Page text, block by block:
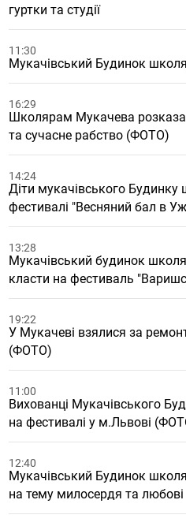
гуртки та студії
11:30
Мукачівський Будинок
16:29
Школярам Мукачева
та сучасне рабство (ФОТО)
14:24
Діти мукачівського Будинку
фестивалі "Весняний бал в
13:28
Мукачівський будинок
класти на фестиваль
19:22
У Мукачеві взялися за
(ФОТО)
11:00
Вихованці Мукачівського
на фестивалі у м.Львові
12:40
Мукачівський Будинок
на тему милосердя та любові